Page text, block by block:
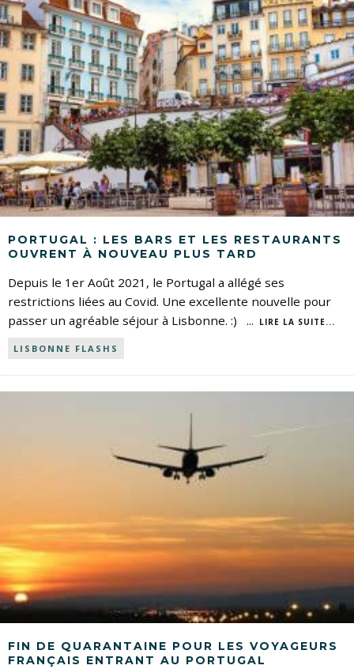
PORTUGAL : LES BARS ET LES RESTAURANTS
OUVRENT À NOUVEAU PLUS TARD
Depuis le 1er Août 2021, le Portugal a allégé ses
restrictions liées au Covid. Une excellente nouvelle pour
passer un agréable séjour à Lisbonne. :) ... LIRE LA SUITE...
LISBONNE FLASHS
FIN DE QUARANTAINE POUR LES VOYAGEURS
FRANÇAIS ENTRANT AU PORTUGAL